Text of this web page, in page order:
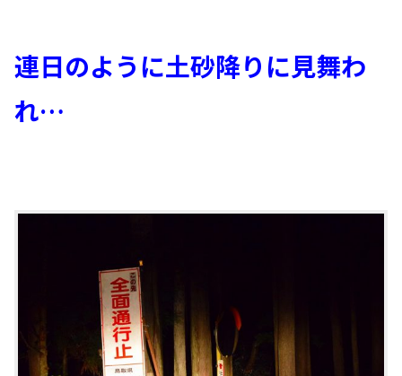
連日のように土砂降りに見舞わ
れ…